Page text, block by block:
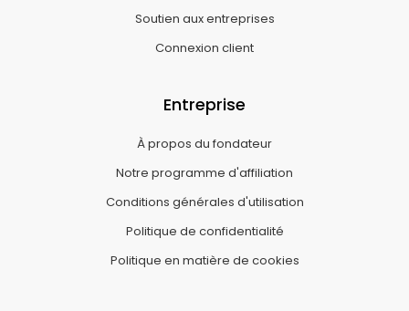
Soutien aux entreprises
Connexion client
Entreprise
À propos du fondateur
Notre programme d'affiliation
Conditions générales d'utilisation
Politique de confidentialité
Politique en matière de cookies